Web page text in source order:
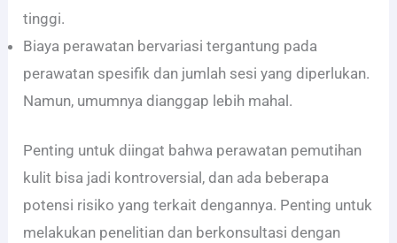
tinggi.
Biaya perawatan bervariasi tergantung pada
perawatan spesifik dan jumlah sesi yang diperlukan.
Namun, umumnya dianggap lebih mahal.
Penting untuk diingat bahwa perawatan pemutihan
kulit bisa jadi kontroversial, dan ada beberapa
potensi risiko yang terkait dengannya. Penting untuk
melakukan penelitian dan berkonsultasi dengan